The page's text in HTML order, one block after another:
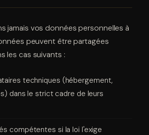
jamais vos données personnelles à
peuvent être partagées
les cas suivants :
techniques (hébergement,
dans le strict cadre de leurs
compétentes si la loi l'exige